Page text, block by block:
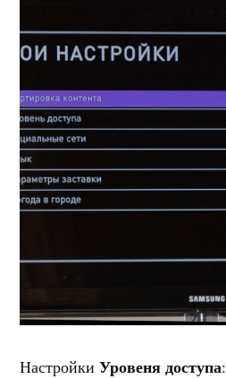
НастройкиУровеня доступа: